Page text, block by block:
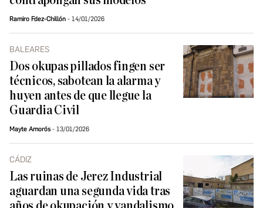
Ramiro Fdez-Chillón 14/01/2026
BALEARES
Dos okupas pillados fingen ser
técnicos, sabotean la alarma y
huyen antes de que llegue la
Guardia Civil
Mayte Amorós 13/01/2026
CÁDIZ
Las ruinas de Jerez Industrial
aguardan una segunda vida tras